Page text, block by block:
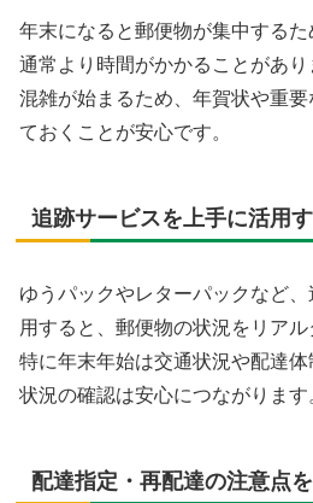
年末になると郵便物が集中する
通常より時間がかかることがあ
混雑が始まるため、年賀状や重
ておくことが安心です。
追跡サービスを上手に活用
ゆうパックやレターパックなど
用すると、郵便物の状況をリアル
特に年末年始は交通状況や配達
状況の確認は安心につながります
配達指定・再配達の注意点